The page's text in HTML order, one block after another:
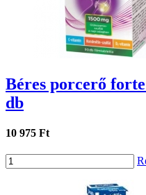
Béres porcerő
db
10 975 Ft